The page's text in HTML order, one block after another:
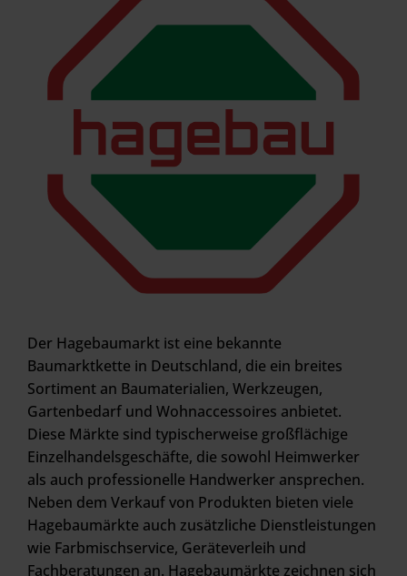
Der Hagebaumarkt ist eine bekannte
Baumarktkette in Deutschland, die ein breites
Sortiment an Baumaterialien, Werkzeugen,
Gartenbedarf und Wohnaccessoires anbietet.
Diese Märkte sind typischerweise großflächige
Einzelhandelsgeschäfte, die sowohl Heimwerker
als auch professionelle Handwerker ansprechen.
Neben dem Verkauf von Produkten bieten viele
Hagebaumärkte auch zusätzliche Dienstleistungen
wie Farbmischservice, Geräteverleih und
Fachberatungen an. Hagebaumärkte zeichnen sich